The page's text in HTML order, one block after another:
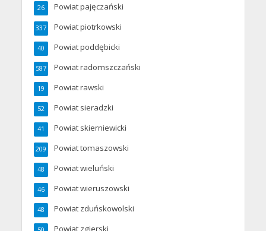
Powiat pajęczański
26
Powiat piotrkowski
337
Powiat poddębicki
40
Powiat radomszczański
587
Powiat rawski
19
Powiat sieradzki
52
Powiat skierniewicki
41
Powiat tomaszowski
209
Powiat wieluński
48
Powiat wieruszowski
46
Powiat zduńskowolski
48
Powiat zgierski